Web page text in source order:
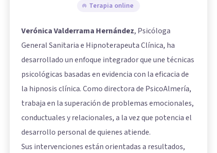
Terapia online
Verónica Valderrama Hernández, Psicóloga
General Sanitaria e Hipnoterapeuta Clínica, ha
desarrollado un enfoque integrador que une técnicas
psicológicas basadas en evidencia con la eficacia de
la hipnosis clínica. Como directora de PsicoAlmería,
trabaja en la superación de problemas emocionales,
conductuales y relacionales, a la vez que potencia el
desarrollo personal de quienes atiende.
Sus intervenciones están orientadas a resultados,